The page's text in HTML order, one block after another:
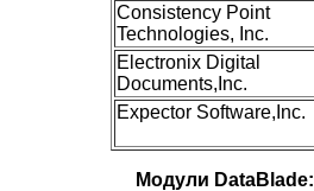
Consistency Point
Technologies, Inc.
Electronix Digital
Documents,Inc.
Expector Software,Inc.
Модули